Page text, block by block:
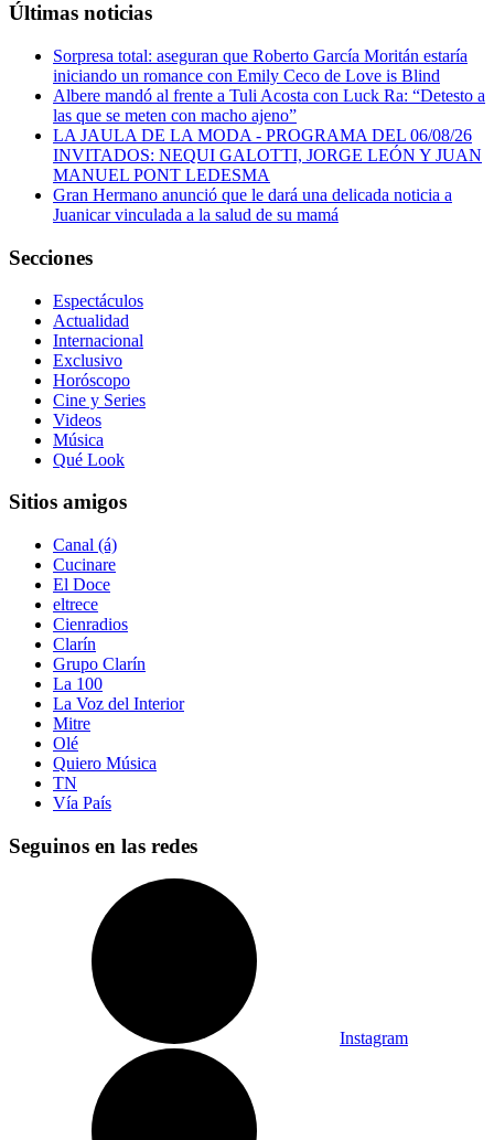
Últimas noticias
Sorpresa total: aseguran que Roberto García Moritán estaría
iniciando un romance con Emily Ceco de Love is Blind
Albere mandó al frente a Tuli Acosta con Luck Ra: “Detesto a
las que se meten con macho ajeno”
LA JAULA DE LA MODA - PROGRAMA DEL 06/08/26
INVITADOS: NEQUI GALOTTI, JORGE LEÓN Y JUAN
MANUEL PONT LEDESMA
Gran Hermano anunció que le dará una delicada noticia a
Juanicar vinculada a la salud de su mamá
Secciones
Espectáculos
Actualidad
Internacional
Exclusivo
Horóscopo
Cine y Series
Videos
Música
Qué Look
Sitios amigos
Canal (á)
Cucinare
El Doce
eltrece
Cienradios
Clarín
Grupo Clarín
La 100
La Voz del Interior
Mitre
Olé
Quiero Música
TN
Vía País
Seguinos en las redes
Instagram